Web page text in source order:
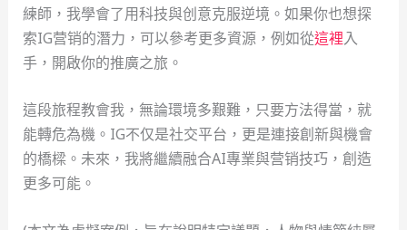
練師，我學會了用科技與创意克服逆境。如果你也想探
索IG营销的潛力，可以參考更多資源，例如從這裡入
手，開啟你的推廣之旅。
這段旅程教會我，無論環境多艱難，只要方法得當，就
能轉危為機。IG不仅是社交平台，更是連接創新與機會
的橋樑。未來，我將繼續融合AI專業與营销技巧，創造
更多可能。